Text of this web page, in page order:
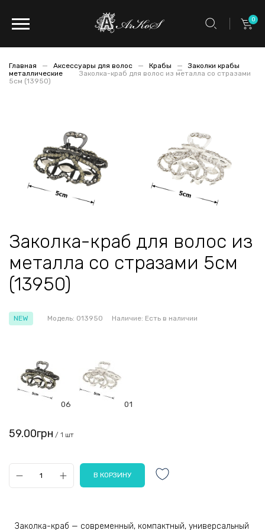
0
Главная Аксессуары для волос Крабы
Заколки крабы
металлические
Заколка-краб для волос из металла со стразами
5см (13950)
Заколка-краб для волос из
металла со стразами 5см
(13950)
NEW Модель: 013950 Наличие: Есть в наличии
06 01
59.00грн / 1 шт
Заколка-краб — современный, компактный, универсальный